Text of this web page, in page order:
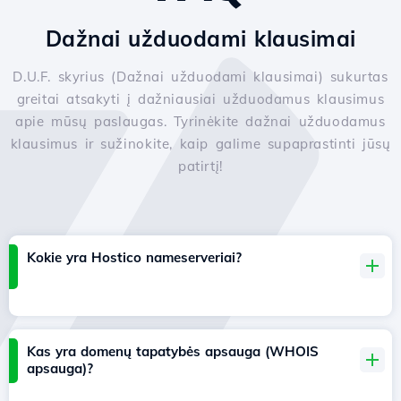
Dažnai užduodami klausimai
D.U.F. skyrius (Dažnai užduodami klausimai) sukurtas
greitai atsakyti į dažniausiai užduodamus klausimus
apie mūsų paslaugas. Tyrinėkite dažnai užduodamus
klausimus ir sužinokite, kaip galime supaprastinti jūsų
patirtį!
Kokie yra Hostico nameserveriai?
Kas yra domenų tapatybės apsauga (WHOIS
apsauga)?